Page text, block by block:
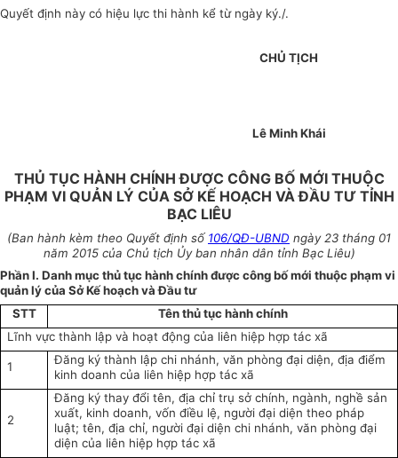
Quyết định này có hiệu lực thi hành kể từ ngày ký./.
CHỦ TỊCH
Lê Minh Khái
THỦ TỤC HÀNH CHÍNH ĐƯỢC CÔNG BỐ MỚI THUỘC
PHẠM VI QUẢN LÝ CỦA SỞ KẾ HOẠCH VÀ ĐẦU TƯ TỈNH
BẠC LIÊU
(Ban hành kèm theo Quyết định số 106/QĐ-UBND ngày 23 tháng 01
năm 2015 của Chủ tịch Ủy ban nhân dân tỉnh Bạc Liêu)
Phần I. Danh mục thủ tục hành chính được công bố mới thuộc phạm vi
quản lý của Sở Kế hoạch và Đầu tư
STT
Tên thủ tục hành chính
Lĩnh vực thành lập và hoạt động của liên hiệp hợp tác xã
1
Đăng ký thành lập chi nhánh, văn phòng đại diện, địa điểm
kinh doanh của liên hiệp hợp tác xã
2
Đăng kýthayđổitên, địa chỉ trụ sở chính, ngành, nghề sản
xuất, kinh doanh, vốn điều lệ, người đại diện theo pháp
luật; tên, địa chỉ, người đại diện chi nhánh, văn phòng đại
diện của liên hiệp hợp tác xã